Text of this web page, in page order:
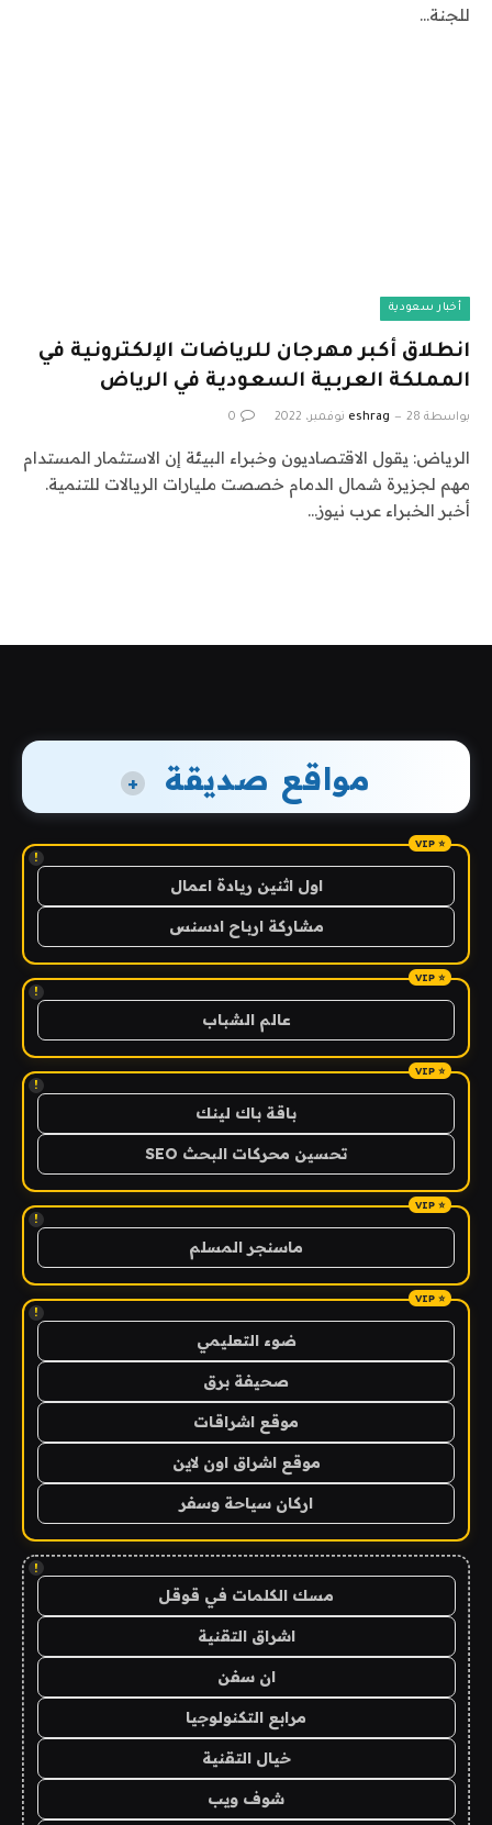
للجنة…
أخبار سعودية
انطلاق أكبر مهرجان للرياضات الإلكترونية في
المملكة العربية السعودية في الرياض
بواسطة eshrag 28 نوفمبر، 2022 0
الرياض: يقول الاقتصاديون وخبراء البيئة إن الاستثمار المستدام
مهم لجزيرة شمال الدمام خصصت مليارات الريالات للتنمية.
أخبر الخبراء عرب نيوز…
مواقع صديقة +
!
اول اثنين ريادة اعمال
مشاركة ارباح ادسنس
!
عالم الشباب
!
باقة باك لينك
تحسين محركات البحث SEO
!
ماسنجر المسلم
!
ضوء التعليمي
صحيفة برق
موقع اشراقات
موقع اشراق اون لاين
اركان سياحة وسفر
!
مسك الكلمات في قوقل
اشراق التقنية
ان سفن
مرابع التكنولوجيا
خيال التقنية
شوف ويب